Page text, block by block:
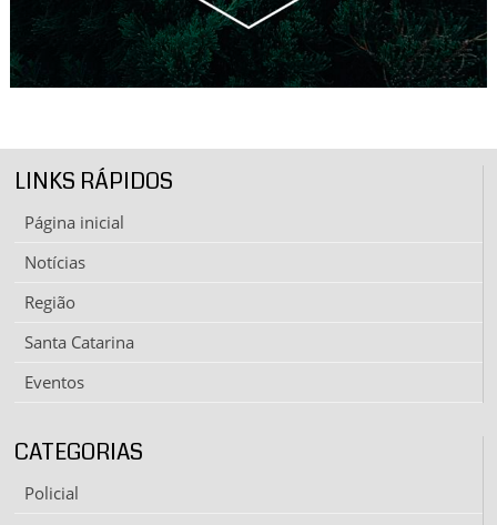
LINKS RÁPIDOS
Página inicial
Notícias
Região
Santa Catarina
Eventos
CATEGORIAS
Policial